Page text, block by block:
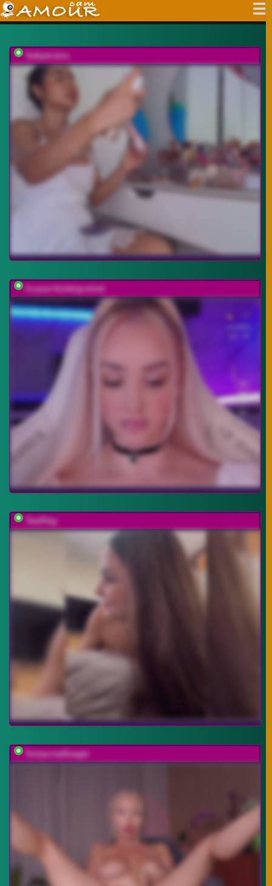
SallyeLeins
In-your-fucking-mind
TwoPlay
Sonya-reallsugar